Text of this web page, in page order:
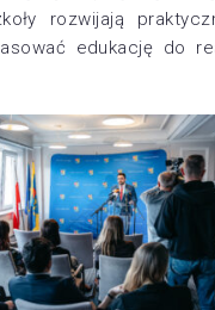
rozwijają
edukację do